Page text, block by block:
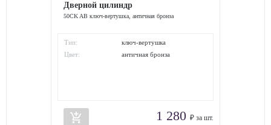
Дверной цилиндр
50CK AB ключ-вертушка, античная бронза
Тип:
ключ-вертушка
Цвет:
античная бронза
add_shopping_cart 1 280 ₽ за шт.